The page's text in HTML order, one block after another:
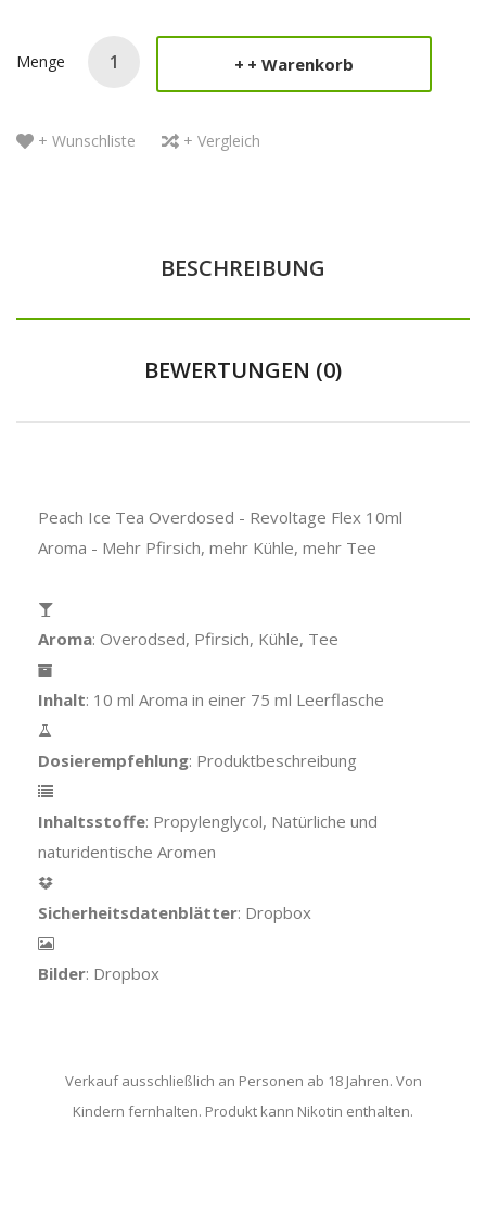
Menge + Warenkorb
+ Wunschliste + Vergleich
BESCHREIBUNG
BEWERTUNGEN (0)
Peach Ice Tea Overdosed - Revoltage Flex 10ml
Aroma - Mehr Pfirsich, mehr Kühle, mehr Tee
Aroma: Overodsed, Pfirsich, Kühle, Tee
Inhalt: 10 ml Aroma in einer 75 ml Leerflasche
Dosierempfehlung: Produktbeschreibung
Inhaltsstoffe: Propylenglycol, Natürliche und
naturidentische Aromen
Sicherheitsdatenblätter: Dropbox
Bilder: Dropbox
Verkauf ausschließlich an Personen ab 18 Jahren. Von
Kindern fernhalten. Produkt kann Nikotin enthalten.